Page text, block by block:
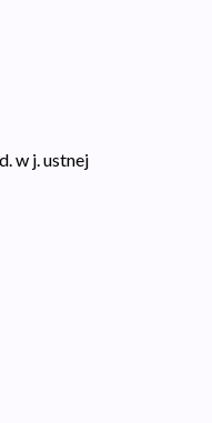
w j. ustnej